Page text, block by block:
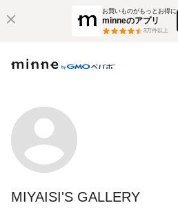
お買いものがもっとお得に
minneのアプリ
3万件以上
MIYAISI'S GALLERY